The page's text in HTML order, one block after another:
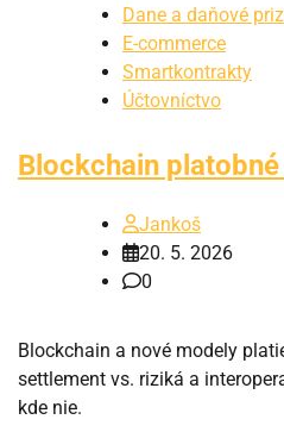
Dane a daňové
E-commerce
Smartkontrakty
Účtovníctvo
Blockchain
Jankoš
20. 5. 2026
0
Blockchain a nové modely
settlement vs. riziká a
kde nie.